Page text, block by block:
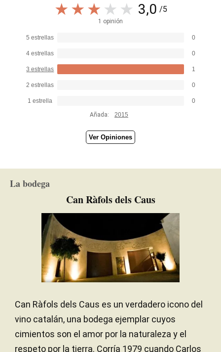
3,0 /5
1 opinión
5 estrellas 0
4 estrellas 0
3 estrellas 1
2 estrellas 0
1 estrella
0
Añada:
2015
Ver Opiniones
La bodega
Can Ràfols dels Caus
Can Ràfols dels Caus es un verdadero icono del
vino catalán, una bodega ejemplar cuyos
cimientos son el amor por la naturaleza y el
respeto por la tierra. Corría 1979 cuando Carlos